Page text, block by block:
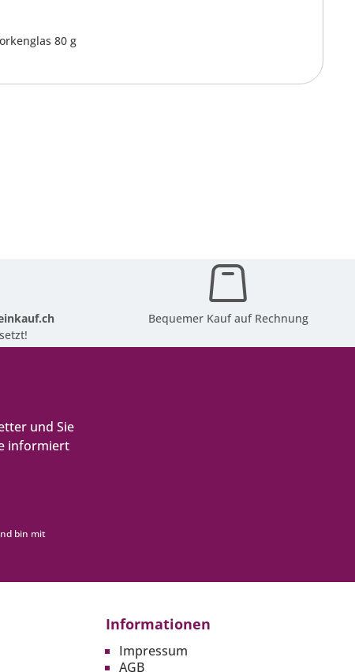
80 g
Bequemer Kauf auf Rechnung
und Sie
informiert
bin mit
Informationen
Impressum
AGB